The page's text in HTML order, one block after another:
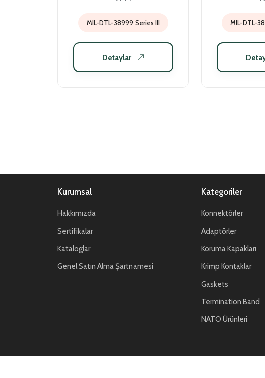
MIL-DTL-38999 Series III
Detaylar
MIL-DTL-
Kurumsal
Hakkımızda
Sertifikalar
Kataloglar
Genel Satın Alma Şartnamesi
Kategoriler
Konnektörler
Adaptörler
Koruma Kapakları
Krimp Kontaklar
Gaskets
Termination Band
NATO Ürünleri